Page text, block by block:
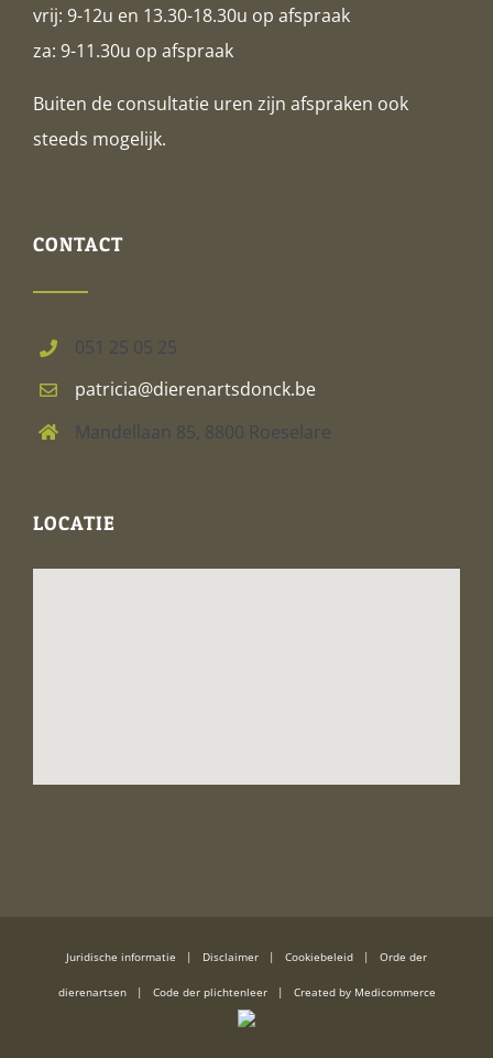
vrij: 9-12u en 13.30-18.30u op afspraak
za: 9-11.30u op afspraak
Buiten de consultatie uren zijn afspraken ook
steeds mogelijk.
CONTACT
051 25 05 25
patricia@dierenartsdonck.be
Mandellaan 85, 8800 Roeselare
LOCATIE
Juridische informatie | Disclaimer | Cookiebeleid | Orde der
dierenartsen| Code der plichtenleer| Created by Medicommerce